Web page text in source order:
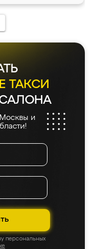
ТАКСИ
и
персональных